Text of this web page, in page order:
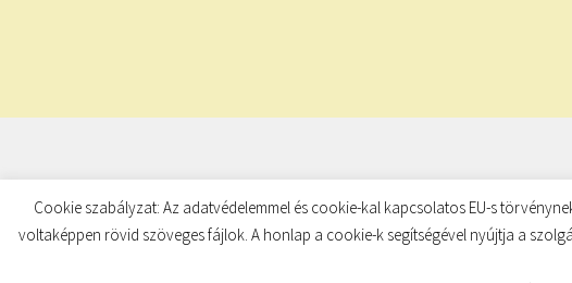
© TUDATKULCS 2026
Built with Storefront
Cookie szabályzat: Az adatvédelemmel és cookie-kal kapcsolatos EU-s
voltaképpen rövid szöveges fájlok. A honlap a cookie-k segítségével nyújtja a